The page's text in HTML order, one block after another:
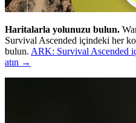
Haritalarla yolunuzu bulun.
Survival Ascended içindeki her
bulun. ARK: Survival Ascended
atın →